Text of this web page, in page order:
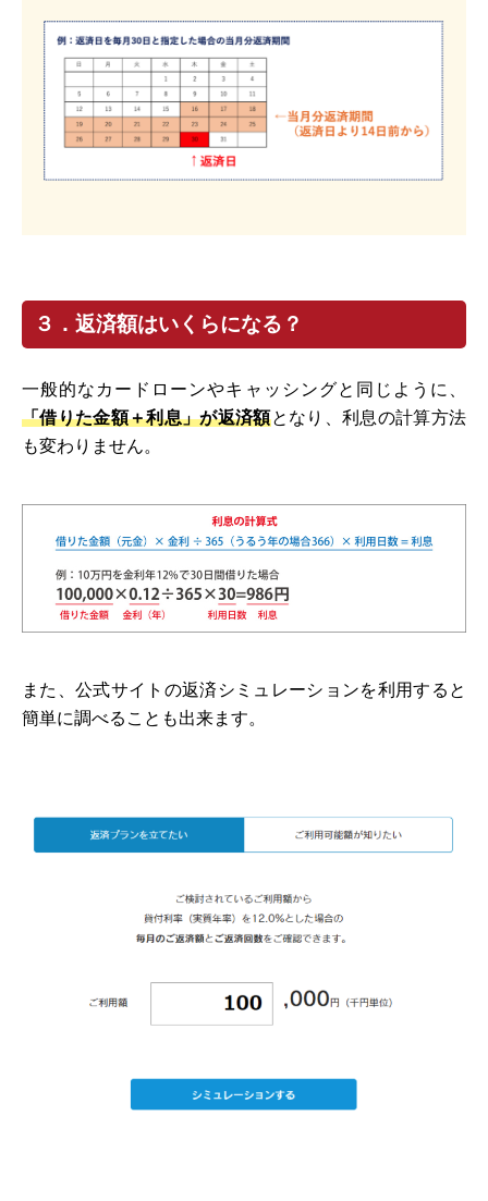
３．返済額はいくらになる？
一般的なカードローンやキャッシングと同じように、
「借りた金額＋利息」が返済額となり、利息の計算方法
も変わりません。
また、公式サイトの返済シミュレーションを利用すると
簡単に調べることも出来ます。